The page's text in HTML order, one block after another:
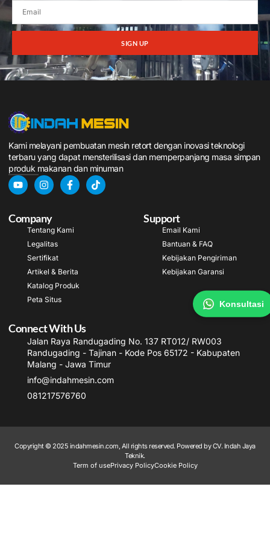
SIGN UP
Kami melayani pembuatan mesin retort dengan inovasi teknologi
terbaru yang dapat mensterilisasi dan memperpanjang masa simpan
produk makanan dan minuman
Company
Tentang Kami
Legalitas
Sertifikat
Artikel & Berita
Katalog Produk
Peta Situs
Support
Email Kami
Bantuan & FAQ
Kebijakan Pengiriman
Kebijakan Garansi
Connect With Us
Jalan Raya Randugading No. 137 RT012/ RW003
Randugading - Tajinan - Kode Pos 65172 - Kabupaten
Malang - Jawa Timur
info@indahmesin.com
081217576760
Copyright © 2025 indahmesin.com, All rights reserved. Powered by CV. Indah Jaya
Teknik.
Term of usePrivacy PolicyCookie Policy
Konsultasi